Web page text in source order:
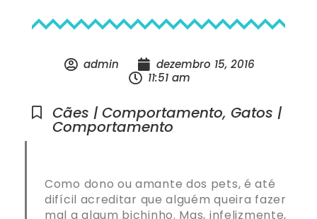
admin
dezembro 15, 2016
11:51 am
Cães | Comportamento, Gatos |
Comportamento
Como dono ou amante dos pets, é até
difícil acreditar que alguém queira fazer
mal a algum bichinho. Mas, infelizmente,